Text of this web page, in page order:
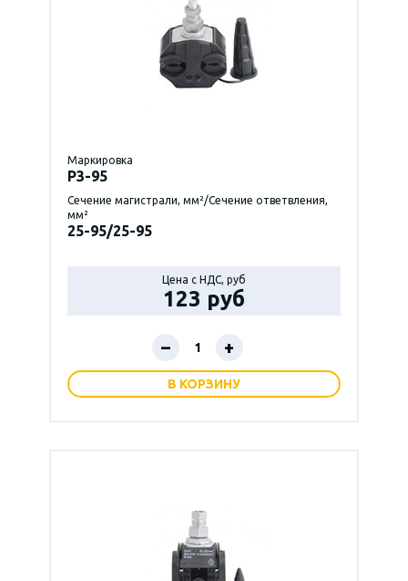
Маркировка
P3-95
Сечение магистрали, мм²/Сечение ответвления,
мм²
25-95/25-95
Цена с НДС, руб
123 руб
– +
В КОРЗИНУ